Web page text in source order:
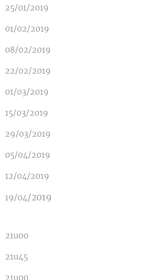
25/01/2019
01/02/2019
08/02/2019
22/02/2019
01/03/2019
15/03/2019
29/03/2019
05/04/2019
12/04/2019
19/04/2019
21u00
21u45
21u00